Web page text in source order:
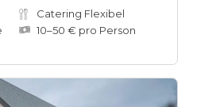
Catering Flexibel
10–50 € pro Person